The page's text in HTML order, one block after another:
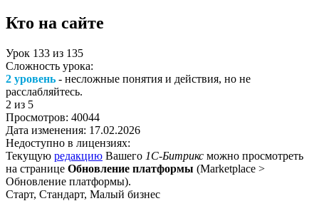
Кто на сайте
Урок 133 из 135
Сложность урока:
2 уровень - несложные понятия и действия, но не
расслабляйтесь.
2 из 5
Просмотров: 40044
Дата изменения: 17.02.2026
Недоступно в лицензиях:
Текущую редакцию Вашего 1С-Битрикс можно просмотреть
на странице Обновление платформы (Marketplace >
Обновление платформы).
Старт, Стандарт, Малый бизнес